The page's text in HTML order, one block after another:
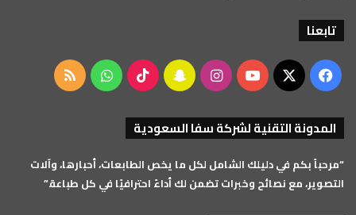
تابعنا
فيسبوك
‫X
‫YouTubeانستقرامسناب ‫TikTok واتساب ملخص
المدونة التقنية لشركة سفا السعودية
“مرحباً بكم في دليلك الشامل لكل ما يخص الطابعات، أحبارها، وآلات
التصوير، مع نصائح وخبرات تضمن لك أداءً احترافيًا في كل طباعة.”